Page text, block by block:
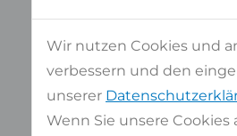
Kostenlose
Wir nutzen Cookies und
verbessern und den
unserer
Wenn Sie unsere